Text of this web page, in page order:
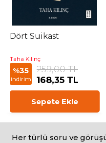
Dört Suikast
Taha Kılınç
%35
indirim
259,00 TL
168,35 TL
Sepete Ekle
Her türlü soru ve